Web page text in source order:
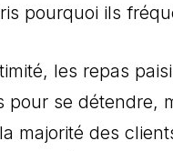
pourquoi ils
les repas
pour se détendre,
majorité des